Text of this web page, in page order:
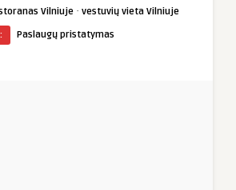
Vilniuje · vestuvių vieta Vilniuje
Paslaugų pristatymas